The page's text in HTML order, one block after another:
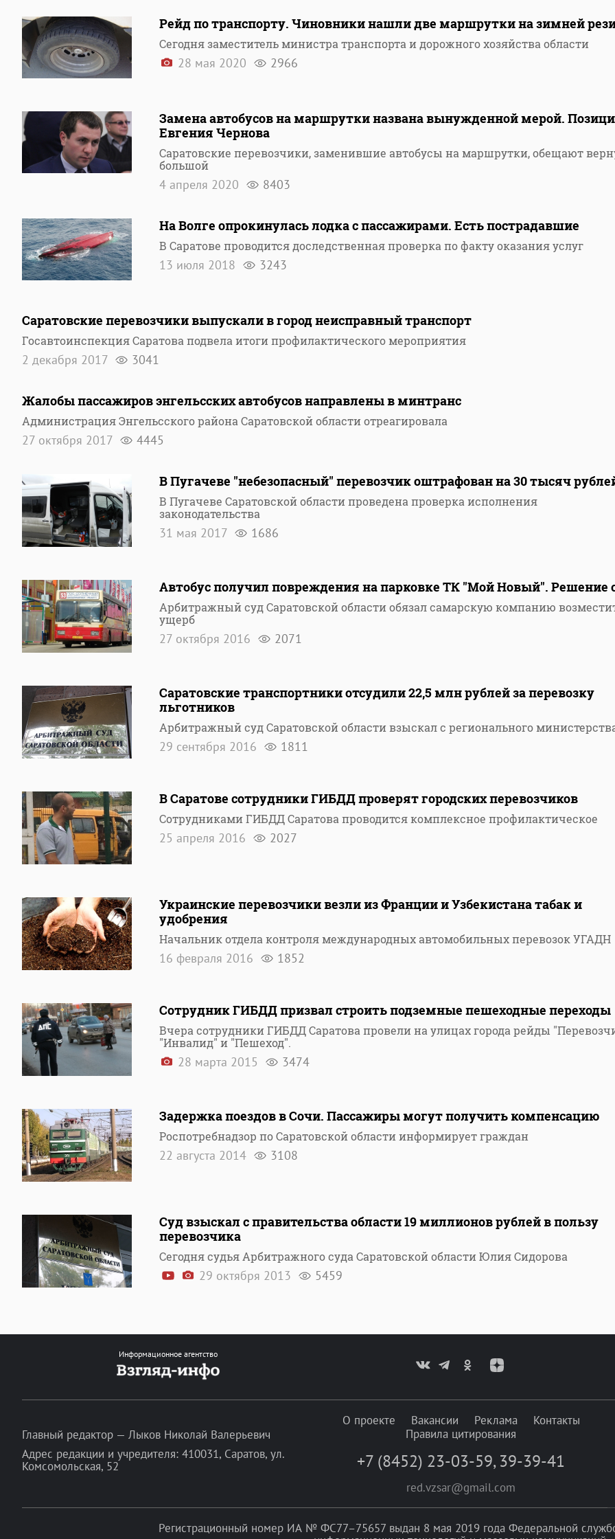
Рейд по транспорту. Чиновники нашли две маршрутки на зимней
Сегодня заместитель министра транспорта и дорожного хозяйства области
28 мая 2020 2966
Замена автобусов на маршрутки названа вынужденной мерой.
Евгения Чернова
Саратовские перевозчики, заменившие автобусы на маршрутки, обещают
большой
4 апреля 2020 8403
На Волге опрокинулась лодка с пассажирами. Есть пострадавшие
В Саратове проводится доследственная проверка по факту оказания услуг
13 июля 2018 3243
Саратовские перевозчики выпускали в город неисправный транспорт
Госавтоинспекция Саратова подвела итоги профилактического мероприятия
2 декабря 2017 3041
Жалобы пассажиров энгельсских автобусов направлены в минтранс
Администрация Энгельсского района Саратовской области отреагировала
27 октября 2017 4445
В Пугачеве "небезопасный" перевозчик оштрафован на 30 тысяч
В Пугачеве Саратовской области проведена проверка исполнения
законодательства
31 мая 2017 1686
Автобус получил повреждения на парковке ТК "Мой Новый". Решение
Арбитражный суд Саратовской области обязал самарскую компанию
ущерб
27 октября 2016 2071
Саратовские транспортники отсудили 22,5 млн рублей за перевозку
льготников
Арбитражный суд Саратовской области взыскал с регионального
29 сентября 2016 1811
В Саратове сотрудники ГИБДД проверят городских перевозчиков
Сотрудниками ГИБДД Саратова проводится комплексное профилактическое
25 апреля 2016 2027
Украинские перевозчики везли из Франции и Узбекистана табак и
удобрения
Начальник отдела контроля международных автомобильных перевозок УГАДН
16 февраля 2016 1852
Сотрудник ГИБДД призвал строить подземные пешеходные переходы
Вчера сотрудники ГИБДД Саратова провели на улицах города рейды
"Инвалид" и "Пешеход".
28 марта 2015 3474
Задержка поездов в Сочи. Пассажиры могут получить компенсацию
Роспотребнадзор по Саратовской области информирует граждан
22 августа 2014 3108
Суд взыскал с правительства области 19 миллионов рублей в пользу
перевозчика
Сегодня судья Арбитражного суда Саратовской области Юлия Сидорова
29 октября 2013 5459
Информационное агентство
Главный редактор — Лыков Николай Валерьевич
Адрес редакции и учредителя: 410031, Саратов, ул.
Комсомольская, 52
О проекте Вакансии Реклама
Контакты
Правила цитирования
+7 (8452) 23-03-59, 39-39-41
red.vzsar@gmail.com
Регистрационный номер ИА № ФС77–75657 выдан 8 мая 2019 года Федеральной